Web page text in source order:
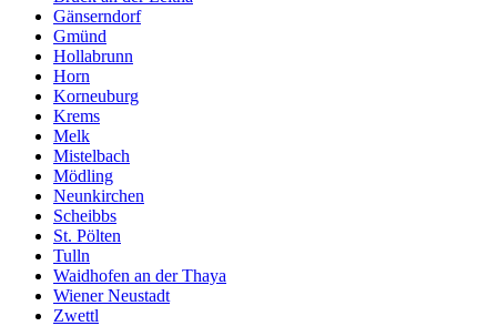
Gänserndorf
Gmünd
Hollabrunn
Horn
Korneuburg
Krems
Melk
Mistelbach
Mödling
Neunkirchen
Scheibbs
St. Pölten
Tulln
Waidhofen an der Thaya
Wiener Neustadt
Zwettl